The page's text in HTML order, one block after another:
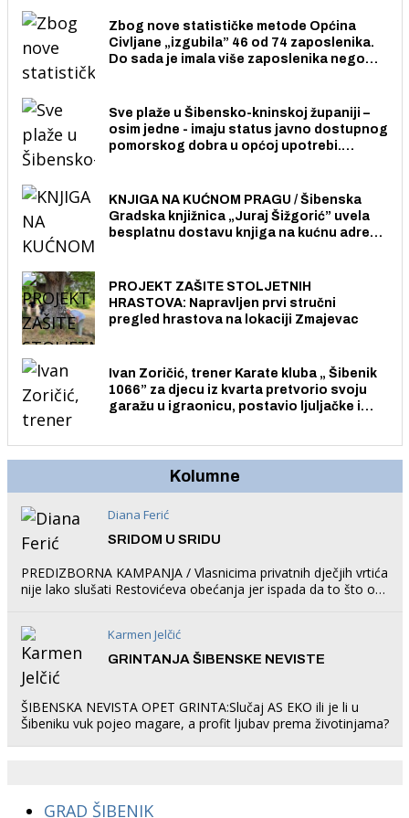
Zbog nove statističke metode Općina
Civljane „izgubila” 46 od 74 zaposlenika.
Do sada je imala više zaposlenika nego
Sve plaže u Šibensko-kninskoj županiji –
osim jedne - imaju status javno dostupnog
pomorskog dobra u općoj upotrebi.
KNJIGA NA KUĆNOM PRAGU / Šibenska
Gradska knjižnica „Juraj Šižgorić” uvela
besplatnu dostavu knjiga na kućnu adresu
PROJEKT ZAŠITE STOLJETNIH
HRASTOVA: Napravljen prvi stručni
pregled hrastova na lokaciji Zmajevac
Ivan Zoričić, trener Karate kluba „ Šibenik
1066” za djecu iz kvarta pretvorio svoju
garažu u igraonicu, postavio ljuljačke i
Kolumne
Diana Ferić
SRIDOM U SRIDU
PREDIZBORNA KAMPANJA / Vlasnicima privatnih dječjih vrtića
nije lako slušati Restovićeva obećanja jer ispada da to što oni
Karmen Jelčić
GRINTANJA ŠIBENSKE NEVISTE
ŠIBENSKA NEVISTA OPET GRINTA:Slučaj AS EKO ili je li u
Šibeniku vuk pojeo magare, a profit ljubav prema životinjama?
GRAD ŠIBENIK